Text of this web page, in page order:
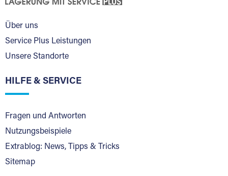
Über uns
Service Plus Leistungen
Unsere Standorte
HILFE & SERVICE
Fragen und Antworten
Nutzungsbeispiele
Extrablog: News, Tipps & Tricks
Sitemap